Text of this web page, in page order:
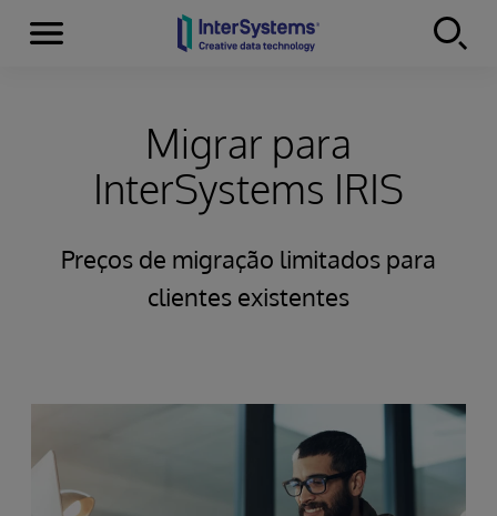
Skip to content
Menu
Migrar para
InterSystems IRIS
Preços de migração limitados para
clientes existentes